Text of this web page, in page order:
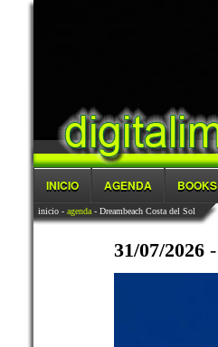
INICIO AGENDA BOOKS
inicio- agenda- Dreambeach Costa del Sol
31/07/2026-